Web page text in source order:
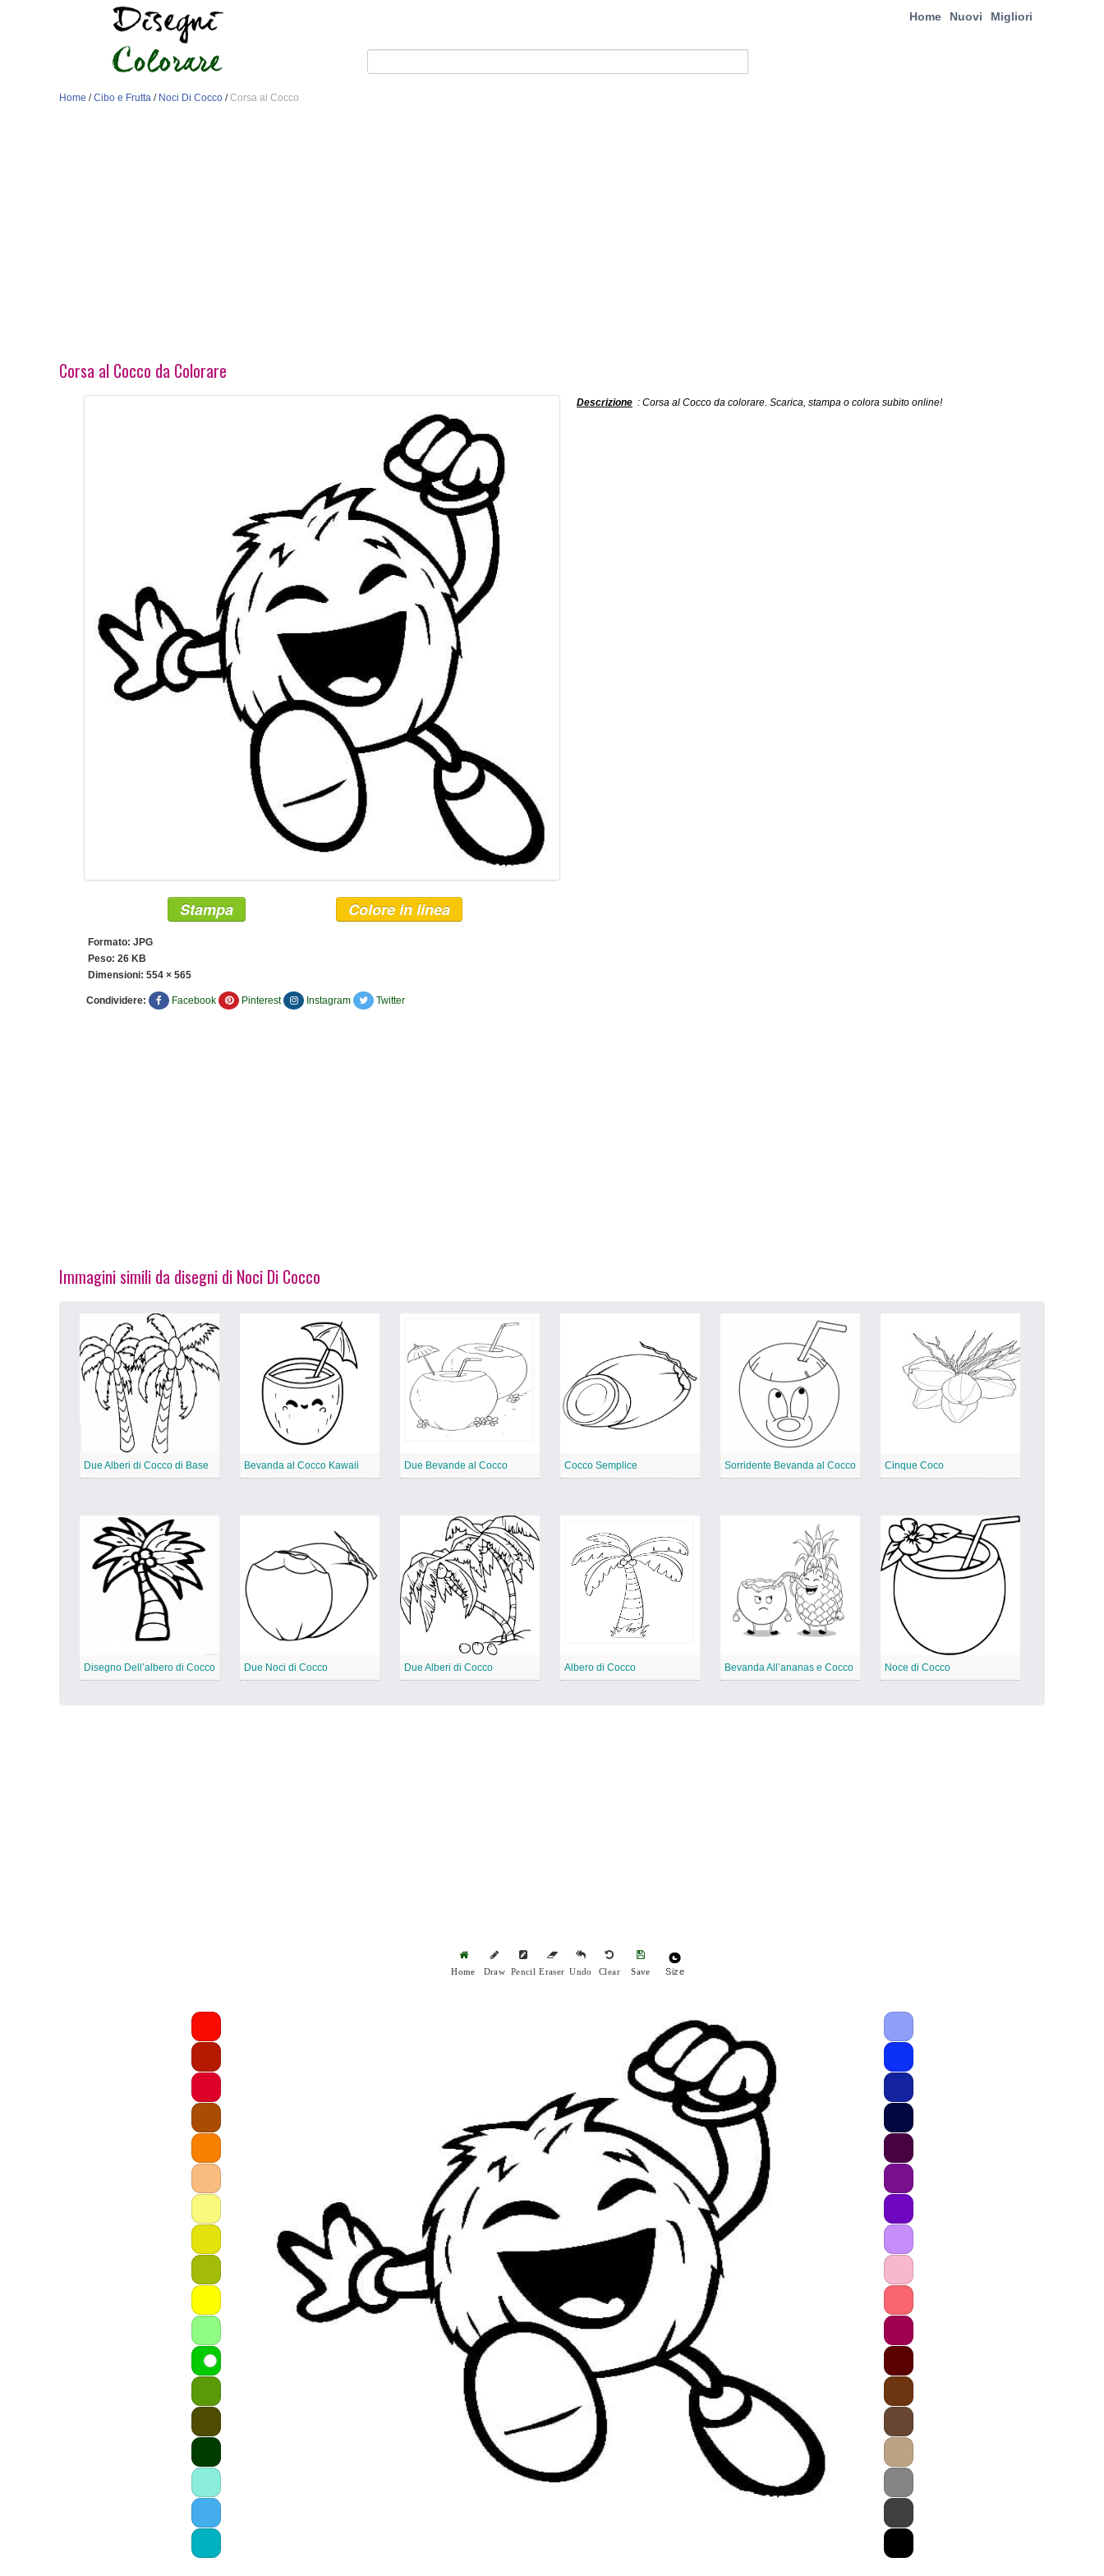
Home Nuovi Migliori
Home /Cibo e Frutta / Noci Di Cocco /Corsa al Cocco
Corsa al Cocco da Colorare
Descrizione : Corsa al Cocco da colorare. Scarica, stampa o colora subito online!
Stampa Colore in linea
Formato: JPG
Peso: 26 KB
Dimensioni: 554 × 565
Condividere: Facebook Pinterest Instagram Twitter
Immagini simili da disegni di Noci Di Cocco
Due Alberi di Cocco di Base Bevanda al Cocco Kawaii Due Bevande al Cocco Cocco Semplice Sorridente Bevanda al Cocco Cinque Coco
Disegno Dell’albero di Cocco Due Noci di Cocco Due Alberi di Cocco Albero di Cocco Bevanda All’ananas e Cocco Noce di Cocco
Home Draw Pencil Eraser Undo Clear Save Size